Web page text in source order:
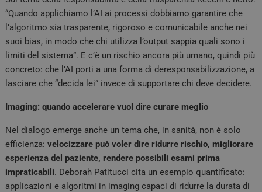
“Quando applichiamo l’AI ai processi dobbiamo garantire che
l’algoritmo sia trasparente, rigoroso e comunicabile anche nei
suoi bias, in modo che chi utilizza l’output sappia quali sono i
limiti del sistema”. E c’è un rischio ancora più umano, quindi più
concreto: che l’AI porti a una forma di deresponsabilizzazione, a
lasciare che “decida lei” invece di supportare chi deve decidere.
Imaging: quando accelerare vuol dire curare meglio
Nel dialogo emerge anche un tema che, in sanità, non è solo
efficienza:velocizzare può voler dire ridurre rischio, migliorare
esperienza del paziente, rendere possibili esami prima
impraticabili. Deborah Patitucci cita un esempio quantificato:
applicazioni e algoritmi in imaging capaci di ridurre la durata di